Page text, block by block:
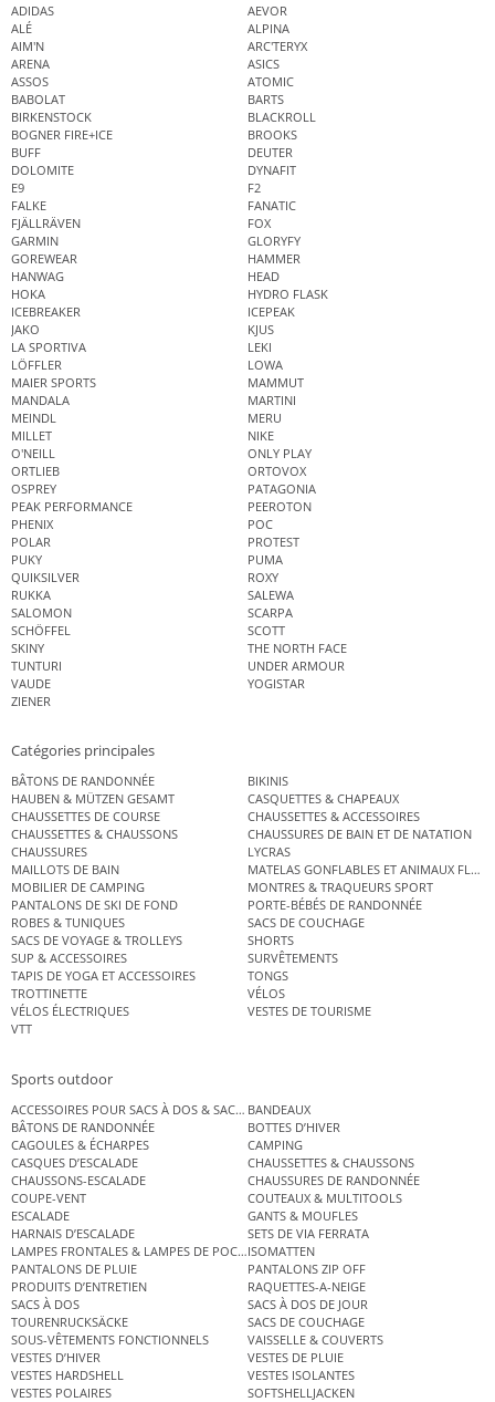
ADIDAS
AEVOR
ALÉ
ALPINA
AIM'N
ARC'TERYX
ARENA
ASICS
ASSOS
ATOMIC
BABOLAT
BARTS
BIRKENSTOCK
BLACKROLL
BOGNER FIRE+ICE
BROOKS
BUFF
DEUTER
DOLOMITE
DYNAFIT
E9
F2
FALKE
FANATIC
FJÄLLRÄVEN
FOX
GARMIN
GLORYFY
GOREWEAR
HAMMER
HANWAG
HEAD
HOKA
HYDRO FLASK
ICEBREAKER
ICEPEAK
JAKO
KJUS
LA SPORTIVA
LEKI
LÖFFLER
LOWA
MAIER SPORTS
MAMMUT
MANDALA
MARTINI
MEINDL
MERU
MILLET
NIKE
O'NEILL
ONLY PLAY
ORTLIEB
ORTOVOX
OSPREY
PATAGONIA
PEAK PERFORMANCE
PEEROTON
PHENIX
POC
POLAR
PROTEST
PUKY
PUMA
QUIKSILVER
ROXY
RUKKA
SALEWA
SALOMON
SCARPA
SCHÖFFEL
SCOTT
SKINY
THE NORTH FACE
TUNTURI
UNDER ARMOUR
VAUDE
YOGISTAR
ZIENER
Catégories principales
BÂTONS DE RANDONNÉE
BIKINIS
HAUBEN & MÜTZEN GESAMT
CASQUETTES & CHAPEAUX
CHAUSSETTES DE COURSE
CHAUSSETTES & ACCESSOIRES
CHAUSSETTES & CHAUSSONS
CHAUSSURES DE BAIN ET DE NATATION
CHAUSSURES
LYCRAS
MAILLOTS DE BAIN
MATELAS GONFLABLES ET ANIMAUX
MOBILIER DE CAMPING
MONTRES & TRAQUEURS SPORT
PANTALONS DE SKI DE FOND
PORTE-BÉBÉS DE RANDONNÉE
ROBES & TUNIQUES
SACS DE COUCHAGE
SACS DE VOYAGE & TROLLEYS
SHORTS
SUP & ACCESSOIRES
SURVÊTEMENTS
TAPIS DE YOGA ET ACCESSOIRES
TONGS
TROTTINETTE
VÉLOS
VÉLOS ÉLECTRIQUES
VESTES DE TOURISME
VTT
Sports outdoor
ACCESSOIRES POUR SACS À DOS & SACS ÉTANCHES
BANDEAUX
BÂTONS DE RANDONNÉE
BOTTES D’HIVER
CAGOULES & ÉCHARPES
CAMPING
CASQUES D’ESCALADE
CHAUSSETTES & CHAUSSONS
CHAUSSONS-ESCALADE
CHAUSSURES DE RANDONNÉE
COUPE-VENT
COUTEAUX & MULTITOOLS
ESCALADE
GANTS & MOUFLES
HARNAIS D’ESCALADE
SETS DE VIA FERRATA
LAMPES FRONTALES & LAMPES DE POCHEISOMATTEN
PANTALONS DE PLUIE
PANTALONS ZIP OFF
PRODUITS D’ENTRETIEN
RAQUETTES-A-NEIGE
SACS À DOS
SACS À DOS DE JOUR
TOURENRUCKSÄCKE
SACS DE COUCHAGE
SOUS-VÊTEMENTS FONCTIONNELS
VAISSELLE & COUVERTS
VESTES D’HIVER
VESTES DE PLUIE
VESTES HARDSHELL
VESTES ISOLANTES
VESTES POLAIRES
SOFTSHELLJACKEN